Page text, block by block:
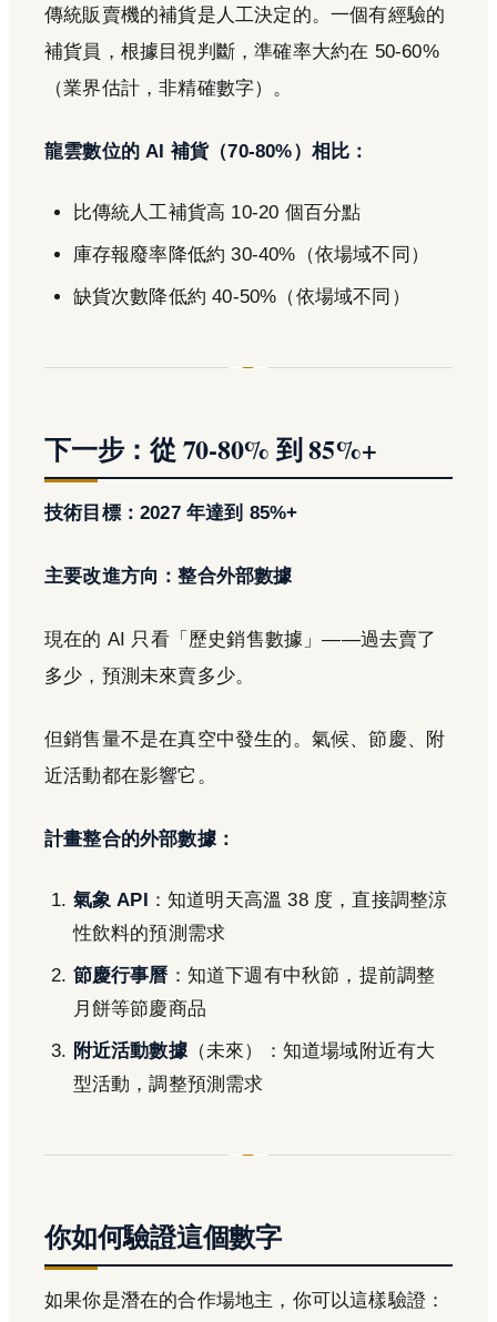
傳統販賣機的補貨是人工決定的。一個有經驗的
補貨員，根據目視判斷，準確率大約在 50-60%
（業界估計，非精確數字）。
龍雲數位的 AI 補貨（70-80%）相比：
比傳統人工補貨高 10-20 個百分點
庫存報廢率降低約 30-40%（依場域不同）
缺貨次數降低約 40-50%（依場域不同）
下一步：從 70-80% 到 85%+
技術目標：2027 年達到 85%+
主要改進方向：整合外部數據
現在的 AI 只看「歷史銷售數據」——過去賣了
多少，預測未來賣多少。
但銷售量不是在真空中發生的。氣候、節慶、附
近活動都在影響它。
計畫整合的外部數據：
氣象 API ：知道明天高溫 38 度，直接調整涼
性飲料的預測需求
節慶行事曆 ：知道下週有中秋節，提前調整
月餅等節慶商品
附近活動數據（未來）：知道場域附近有大
型活動，調整預測需求
你如何驗證這個數字
如果你是潛在的合作場地主，你可以這樣驗證：